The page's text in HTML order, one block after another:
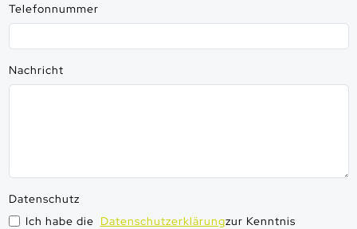
Telefonnummer
Nachricht
Datenschutz
Ich habe die Datenschutzerklärungzur Kenntnis